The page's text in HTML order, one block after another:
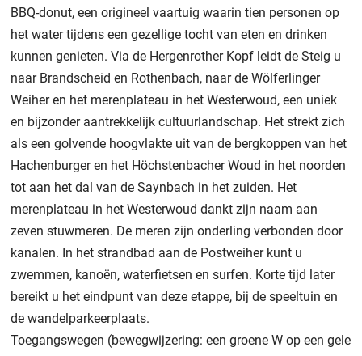
BBQ-donut, een origineel vaartuig waarin tien personen op
het water tijdens een gezellige tocht van eten en drinken
kunnen genieten. Via de Hergenrother Kopf leidt de Steig u
naar Brandscheid en Rothenbach, naar de Wölferlinger
Weiher en het merenplateau in het Westerwoud, een uniek
en bijzonder aantrekkelijk cultuurlandschap. Het strekt zich
als een golvende hoogvlakte uit van de bergkoppen van het
Hachenburger en het Höchstenbacher Woud in het noorden
tot aan het dal van de Saynbach in het zuiden. Het
merenplateau in het Westerwoud dankt zijn naam aan
zeven stuwmeren. De meren zijn onderling verbonden door
kanalen. In het strandbad aan de Postweiher kunt u
zwemmen, kanoën, waterfietsen en surfen. Korte tijd later
bereikt u het eindpunt van deze etappe, bij de speeltuin en
de wandelparkeerplaats.
Toegangswegen (bewegwijzering: een groene W op een gele